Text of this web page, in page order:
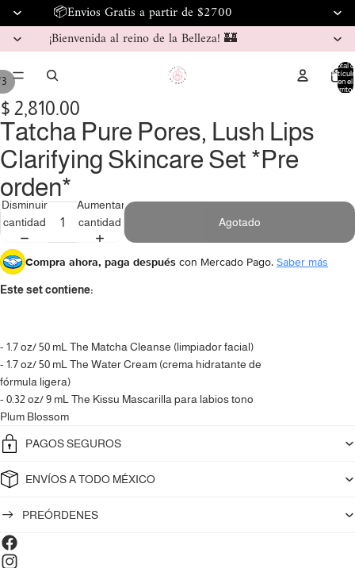
📦Envios Gratis a partir de $2700
¡Bienvenida al reino de la Belleza! 🏰
Total
en el
3
$ 2,810.00
Tatcha Pure Pores, Lush Lips
Clarifying Skincare Set *Pre
orden*
Disminuir
cantidad
Aumentar
cantidad
Agotado
Compra ahora, paga después con Mercado Pago. Saber más
Este set contiene:
- 1.7 oz/ 50 mL The Matcha Cleanse (limpiador facial)
- 1.7 oz/ 50 mL The Water Cream (crema hidratante de
fórmula ligera)
- 0.32 oz/ 9 mL The Kissu Mascarilla para labios tono
Plum Blossom
PAGOS SEGUROS
ENVÍOS A TODO MÉXICO
PREÓRDENES